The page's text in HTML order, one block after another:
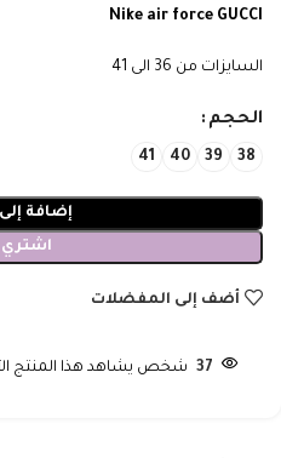
Nike air force GUCCI
السايزات من 36 الى 41
الحجم
38
39
40
41
إضافة
اشتري
أضف إلى المفضلات
37 شخص يشاهد هذا المنتج